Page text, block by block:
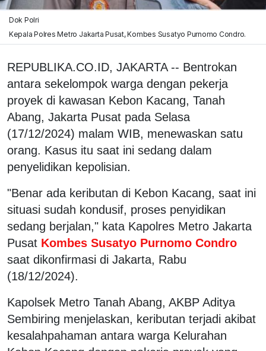
Dok Polri
Kepala Polres Metro Jakarta Pusat, Kombes Susatyo Purnomo Condro.
REPUBLIKA.CO.ID, JAKARTA -- Bentrokan
antara sekelompok warga dengan pekerja
proyek di kawasan Kebon Kacang, Tanah
Abang, Jakarta Pusat pada Selasa
(17/12/2024) malam WIB, menewaskan satu
orang. Kasus itu saat ini sedang dalam
penyelidikan kepolisian.
"Benar ada keributan di Kebon Kacang, saat ini
situasi sudah kondusif, proses penyidikan
sedang berjalan," kata Kapolres Metro Jakarta
Pusat Kombes Susatyo Purnomo Condro
saat dikonfirmasi di Jakarta, Rabu
(18/12/2024).
Kapolsek Metro Tanah Abang, AKBP Aditya
Sembiring menjelaskan, keributan terjadi akibat
kesalahpahaman antara warga Kelurahan